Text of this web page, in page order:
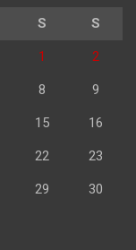
S S
1 2
8 9
15 16
22 23
29 30